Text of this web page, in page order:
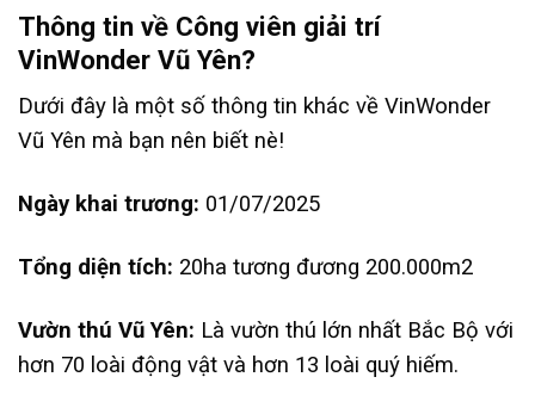
Thông tin về Công viên giải trí
VinWonder Vũ Yên?
Dưới đây là một số thông tin khác về VinWonder
Vũ Yên mà bạn nên biết nè!
Ngày khai trương: 01/07/2025
Tổng diện tích: 20ha tương đương 200.000m2
Vườn thú Vũ Yên: Là vườn thú lớn nhất Bắc Bộ với
hơn 70 loài động vật và hơn 13 loài quý hiếm.